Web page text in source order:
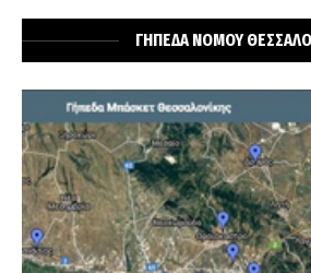
ΓΗΠΕΔΑ ΝΟΜΟΥ